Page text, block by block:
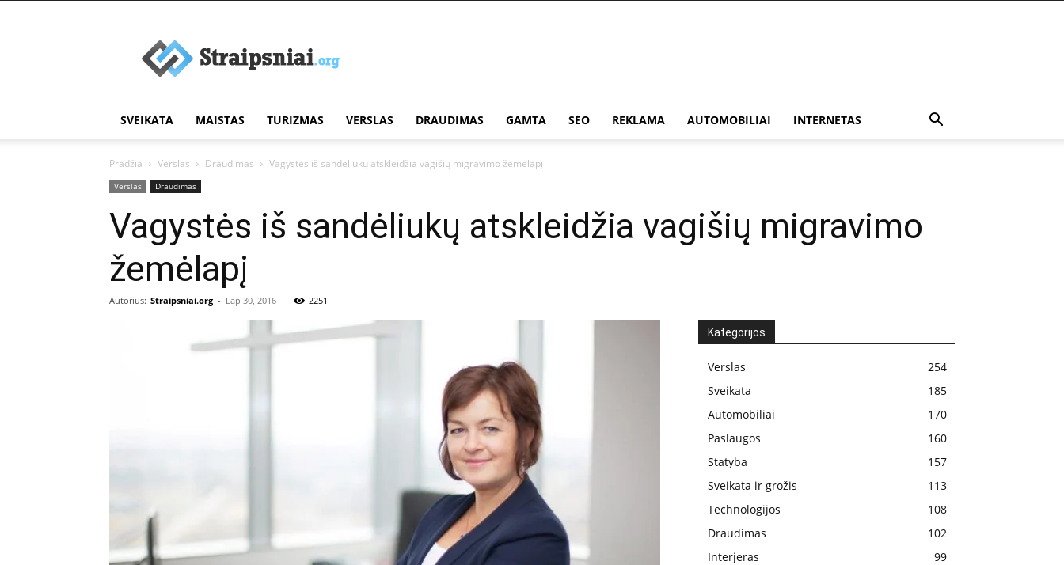
straipsniai
SVEIKATA MAISTAS TURIZMAS VERSLAS DRAUDIMAS GAMTA SEO REKLAMA AUTOMOBILIAI INTERNETAS
Pradžia Verslas Draudimas Vagystės iš sandėliukų atskleidžia vagišių migravimo žemėlapį
Verslas Draudimas
Vagystės iš sandėliukų atskleidžia vagišių migravimo
žemėlapį
Autorius: Straipsniai.org - Lap 30, 2016 2251
Kategorijos
Verslas
254
Sveikata
185
Automobiliai
170
Paslaugos
160
Statyba
157
Sveikata ir grožis
113
Technologijos
108
Draudimas
102
Interjeras
99